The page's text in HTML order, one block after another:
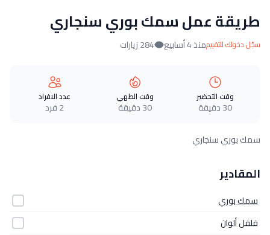
طريقة عمل سمك بوري سنجاري
سجّل دخولك للتقييممنذ 4 أسابيع 284 زيارات
وقت التحضير
30 دقيقة
وقت الطهي
30 دقيقة
عدد الافراد
2 فرد
سمك بوري سنجاري
المقادير
سمك بوري
فلفل ألوان